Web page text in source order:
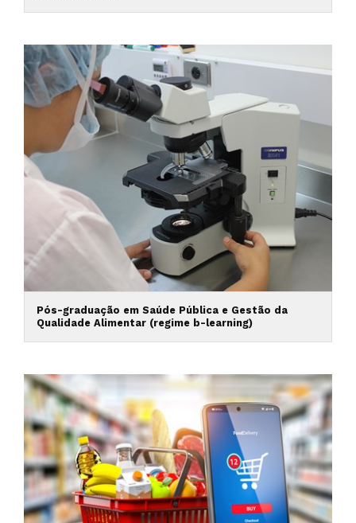
Pós-graduação em Saúde Pública e Gestão da
Qualidade Alimentar (regime b-learning)